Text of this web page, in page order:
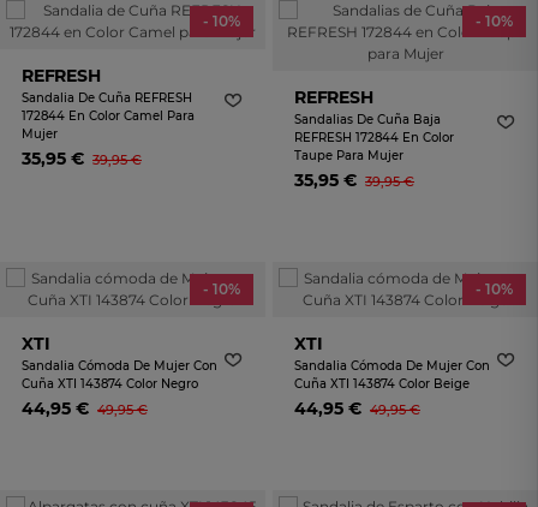
- 10%
REFRESH
Sandalia De Cuña REFRESH
172844 En Color Camel Para
Mujer
35,95 € 39,95 €
- 10%
REFRESH
Sandalias De Cuña Baja
REFRESH 172844 En Color
Taupe Para Mujer
35,95 € 39,95 €
- 10%
XTI
Sandalia Cómoda De Mujer Con
Cuña XTI 143874 Color Negro
44,95 € 49,95 €
- 10%
XTI
Sandalia Cómoda De Mujer Con
Cuña XTI 143874 Color Beige
44,95 € 49,95 €